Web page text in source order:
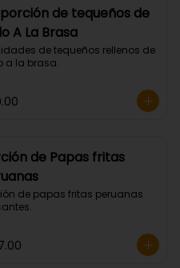
de tequeños de
A La Brasa
de tequeños rellenos de
a la brasa.
de Papas fritas
de papas fritas peruanas